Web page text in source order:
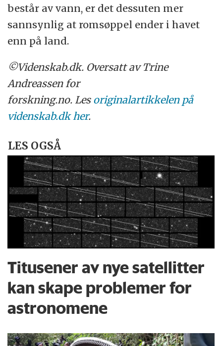
består av vann, er det dessuten mer
sannsynlig at romsøppel ender i havet
enn på land.
©Videnskab.dk. Oversatt av Trine
Andreassen for
forskning.no. Les originalartikkelen på
videnskab.dk her.
LES OGSÅ
Titusener av nye satellitter
kan skape problemer for
astronomene